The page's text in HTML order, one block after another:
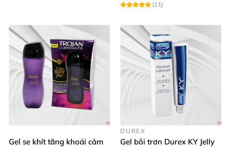
(11)
Gel se khít tăng khoái cảm
DUREX
Gel bôi trơn Durex KY Jelly